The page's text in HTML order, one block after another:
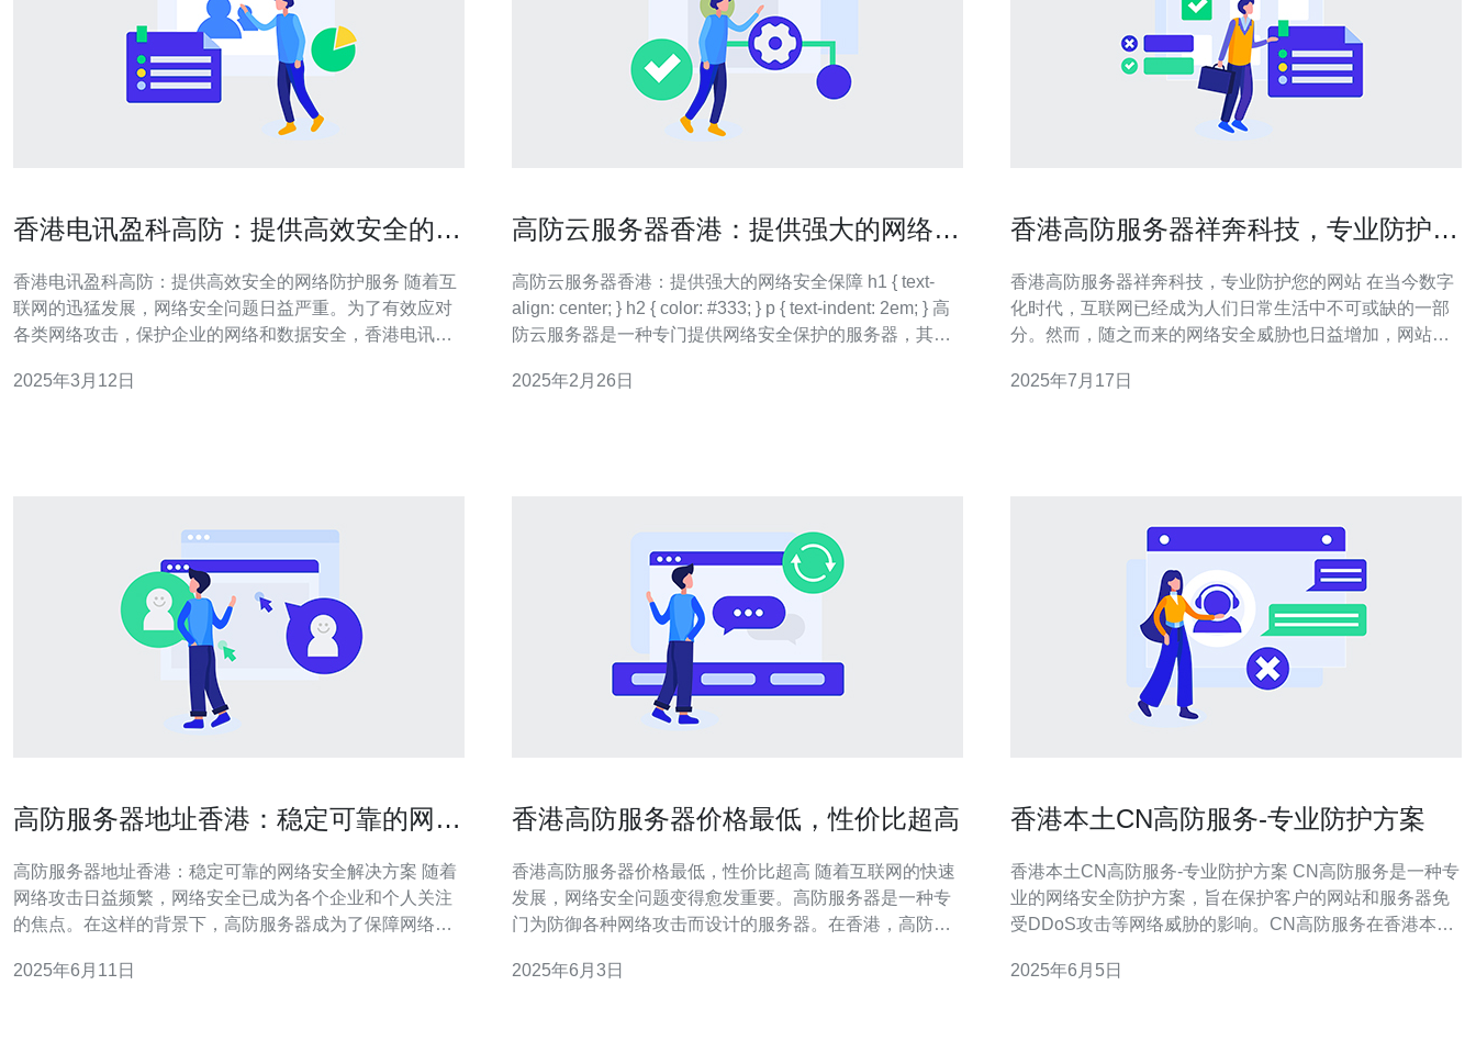
香港电讯盈科高防：提供高效安全的网
香港电讯盈科高防：提供高效安全的网络防护服务 随着互
联网的迅猛发展，网络安全问题日益严重。为了有效应对
各类网络攻击，保护企业的网络和数据安全，香港电讯盈
香港电讯盈科高防致力于为客户提供高效、安全的网络防
2025年3月12日
高防云服务器香港：提供强大的网络安
高防云服务器香港：提供强大的网络安全保障 h1 { text-
align: center; } h2 { color: #333; } p { text-indent: 2em; } 高
防云服务器是一种专门提供网络安全保护的服务器，其主
用先进的防护系统和技术，有
2025年2月26日
香港高防服务器祥奔科技，专业防护您
香港高防服务器祥奔科技，专业防护您的网站 在当今数字
化时代，互联网已经成为人们日常生活中不可或缺的一部
分。然而，随之而来的网络安全威胁也日益增加，网站安
务提供商，致力于为客户提供专业、可靠的网络安全解决
2025年7月17日
高防服务器地址香港：稳定可靠的网络
高防服务器地址香港：稳定可靠的网络安全解决方案 随着
网络攻击日益频繁，网络安全已成为各个企业和个人关注
的焦点。在这样的背景下，高防服务器成为了保障网络安
先进的网络技术和完善的网络基础设施，成为了一个理想
2025年6月11日
香港高防服务器价格最低，性价比超高
香港高防服务器价格最低，性价比超高 随着互联网的快速
发展，网络安全问题变得愈发重要。高防服务器是一种专
门为防御各种网络攻击而设计的服务器。在香港，高防服
防服务器来保护自己的网络安全。 相比于其他地区，香港
2025年6月3日
香港本土CN高防服务-专业防护方案
香港本土CN高防服务-专业防护方案 CN高防服务是一种专
业的网络安全防护方案，旨在保护客户的网站和服务器免
受DDoS攻击等网络威胁的影响。CN高防服务在香港本土
土CN高防服务有以下优势： 更快的响应速度 更可靠的服
2025年6月5日